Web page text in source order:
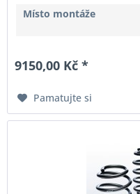
Místo montáže
9150,00 Kč *
Pamatujte si